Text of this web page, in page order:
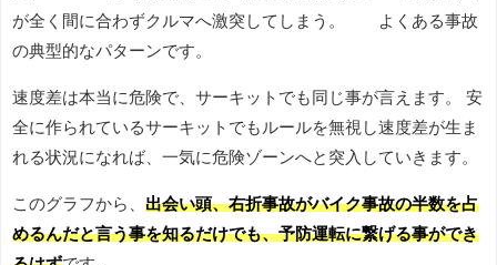
が全く間に合わずクルマへ激突してしまう。 よくある事故
の典型的なパターンです。
速度差は本当に危険で、サーキットでも同じ事が言えます。 安
全に作られているサーキットでもルールを無視し速度差が生ま
れる状況になれば、一気に危険ゾーンへと突入していきます。
このグラフから、 出会い頭、右折事故がバイク事故の半数を占
めるんだと言う事を知るだけでも、予防運転に繋げる事ができ